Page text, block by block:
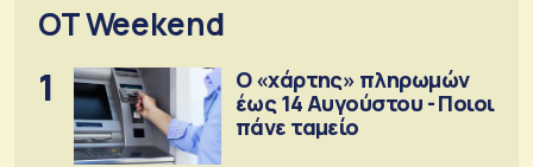
OT Weekend
1
Ο «χάρτης» πληρωμών
έως 14 Αυγούστου - Ποιοι
πάνε ταμείο